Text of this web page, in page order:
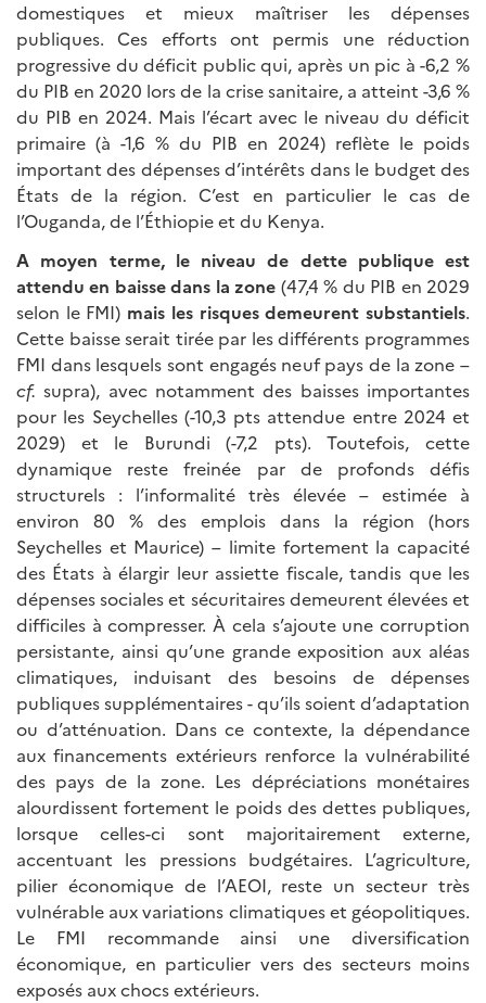
domestiques et mieux maîtriser les dépenses
publiques. Ces efforts ont permis une réduction
progressive du déficit public qui, après un pic à -6,2 %
du PIB en 2020 lors de la crise sanitaire, a atteint -3,6 %
du PIB en 2024. Mais l’écart avec le niveau du déficit
primaire (à -1,6 % du PIB en 2024) reflète le poids
important des dépenses d’intérêts dans le budget des
États de la région. C’est en particulier le cas de
l’Ouganda, de l’Éthiopie et du Kenya.
A moyen terme, le niveau de dette publique est
attendu en baisse dans la zone (47,4 % du PIB en 2029
selon le FMI) mais les risques demeurent substantiels.
Cette baisse serait tirée par les différents programmes
FMI dans lesquels sont engagés neuf pays de la zone –
cf. supra), avec notamment des baisses importantes
pour les Seychelles (-10,3 pts attendue entre 2024 et
2029) et le Burundi (-7,2 pts). Toutefois, cette
dynamique reste freinée par de profonds défis
structurels : l’informalité très élevée – estimée à
environ 80 % des emplois dans la région (hors
Seychelles et Maurice) – limite fortement la capacité
des États à élargir leur assiette fiscale, tandis que les
dépenses sociales et sécuritaires demeurent élevées et
difficiles à compresser. À cela s’ajoute une corruption
persistante, ainsi qu’une grande exposition aux aléas
climatiques, induisant des besoins de dépenses
publiques supplémentaires - qu’ils soient d’adaptation
ou d’atténuation. Dans ce contexte, la dépendance
aux financements extérieurs renforce la vulnérabilité
des pays de la zone. Les dépréciations monétaires
alourdissent fortement le poids des dettes publiques,
lorsque celles-ci sont majoritairement externe,
accentuant les pressions budgétaires. L’agriculture,
pilier économique de l’AEOI, reste un secteur très
vulnérable aux variations climatiques et géopolitiques.
Le FMI recommande ainsi une diversification
économique, en particulier vers des secteurs moins
exposés aux chocs extérieurs.